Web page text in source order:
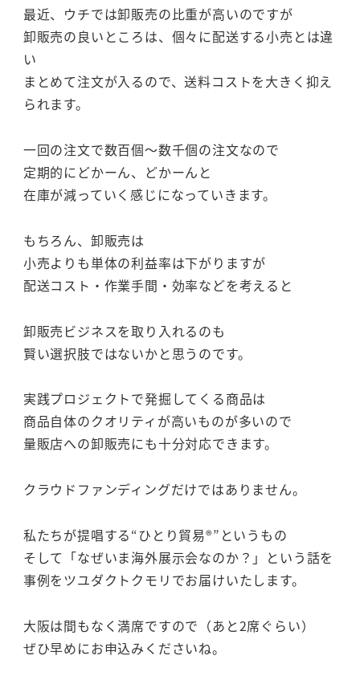
最近、ウチでは卸販売の比重が高いのですが
卸販売の良いところは、個々に配送する小売とは違
い
まとめて注文が入るので、送料コストを大きく抑え
られます。
一回の注文で数百個～数千個の注文なので
定期的にどかーん、どかーんと
在庫が減っていく感じになっていきます。
もちろん、卸販売は
小売よりも単体の利益率は下がりますが
配送コスト・作業手間・効率などを考えると
卸販売ビジネスを取り入れるのも
賢い選択肢ではないかと思うのです。
実践プロジェクトで発掘してくる商品は
商品自体のクオリティが高いものが多いので
量販店への卸販売にも十分対応できます。
クラウドファンディングだけではありません。
私たちが提唱する“ひとり貿易®”というもの
そして「なぜいま海外展示会なのか？」という話を
事例をツユダクトクモリでお届けいたします。
大阪は間もなく満席ですので（あと2席ぐらい）
ぜひ早めにお申込みくださいね。